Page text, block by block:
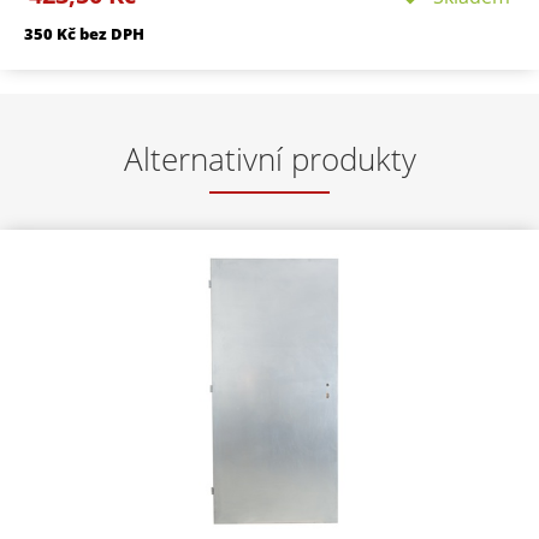
rozměru a povrchové úpravy
350 Kč bez DPH
Alternativní produkty